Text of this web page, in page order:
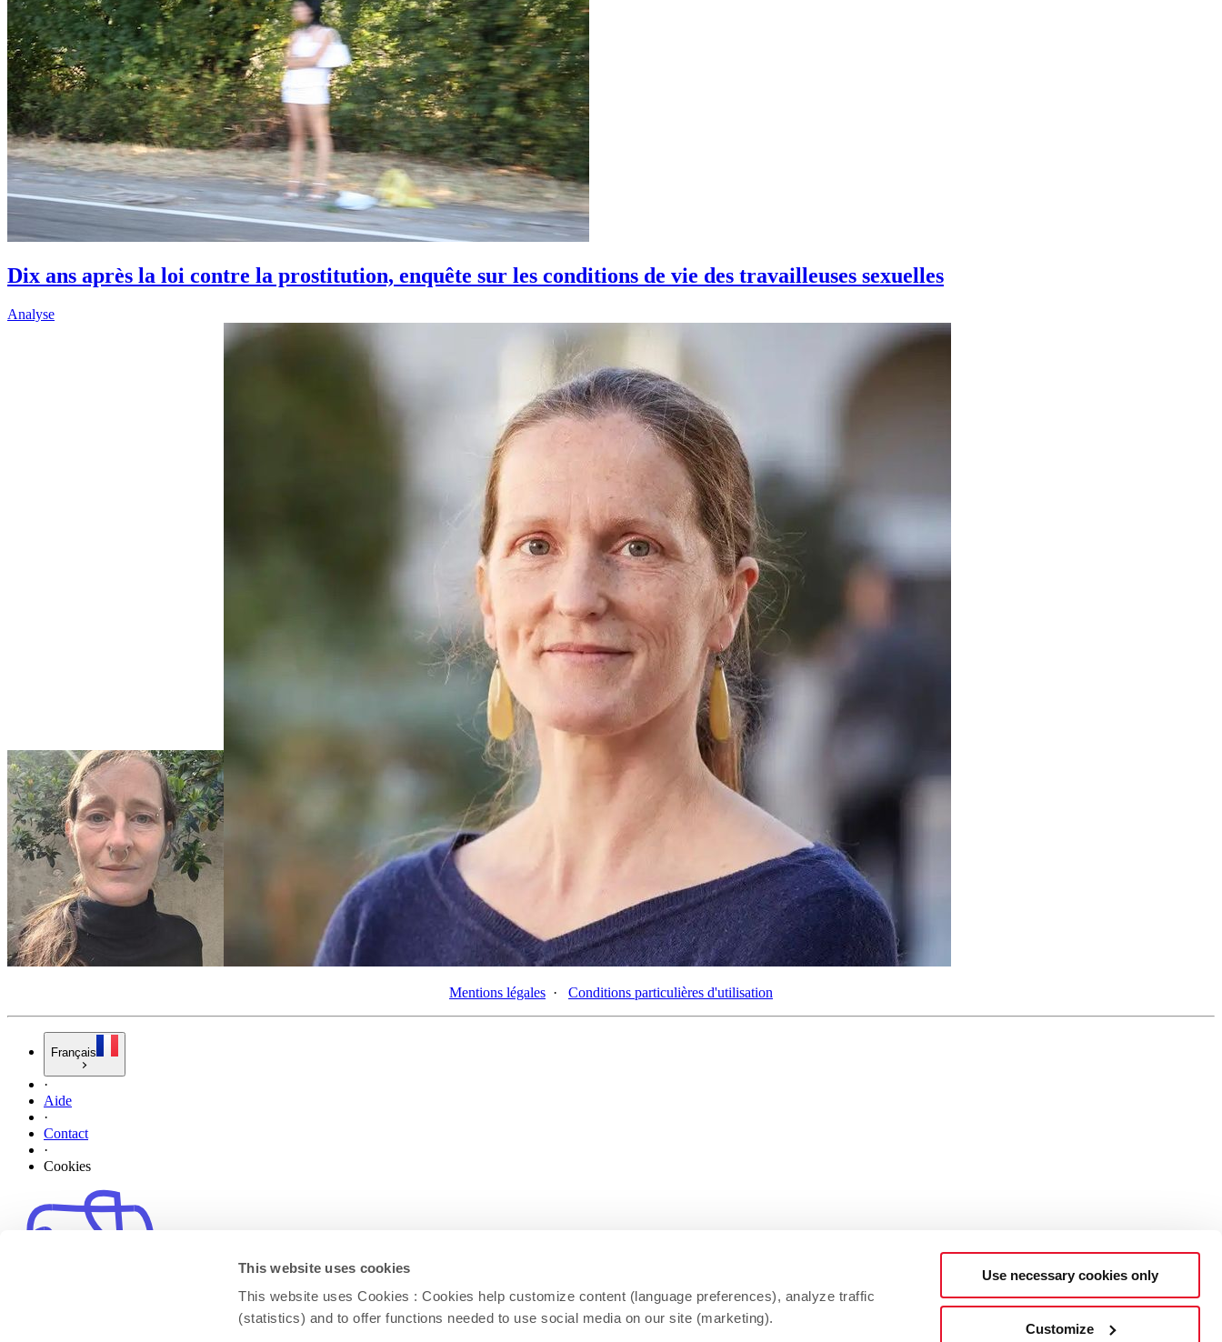
This website uses cookies
This website uses Cookies : Cookies help customize content (language preferences), analyze traffic
(statistics) and to offer functions needed to use social media on our site (marketing).
Use necessary cookies only
Customize
Dix ans après la loi contre la prostitution, enquête sur les conditions de vie des travailleuses sexuelles
Analyse
Mentions légales · Conditions particulières d'utilisation
Français
·
Aide
·
Contact
·
Cookies